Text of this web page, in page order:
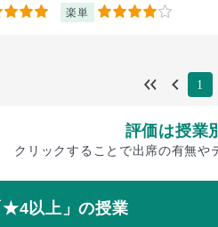
楽単 4
1
評価は授業
クリックすることで出席の有無や
★4以上」の授業